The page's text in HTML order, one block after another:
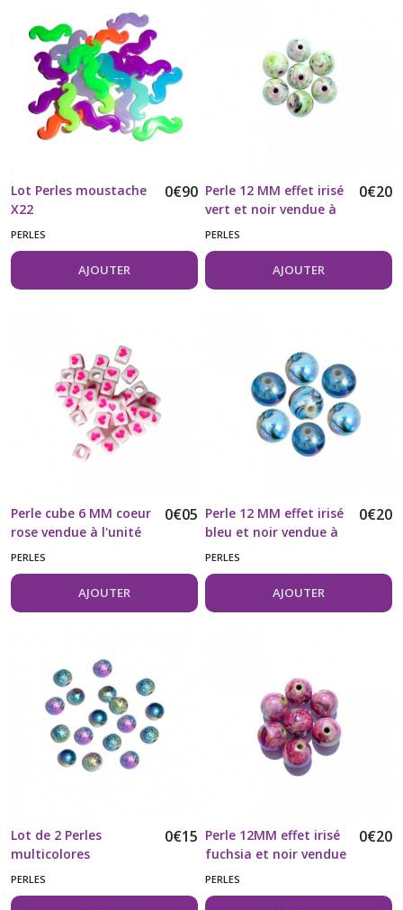
Lot Perles moustache
X22
0€90
PERLES
AJOUTER
Perle 12 MM effet irisé
vert et noir vendue à
l'unité
0€20
PERLES
AJOUTER
Perle cube 6 MM coeur
rose vendue à l'unité
0€05
PERLES
AJOUTER
Perle 12 MM effet irisé
bleu et noir vendue à
l'unité
0€20
PERLES
AJOUTER
Lot de 2 Perles
multicolores
acryliques aspect
métallique
0€15
PERLES
Perle 12MM effet irisé
fuchsia et noir vendue
à l'unité
0€20
PERLES
Cabochons
(8)
Couture,
,
scrapbooking
Rubans
résultats